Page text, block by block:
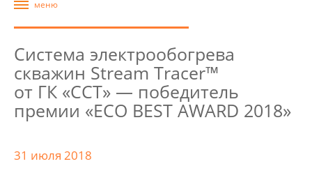
Система электрообогрева
скважин Stream Tracer™
от ГК «ССТ» — победитель
премии «ECO BEST AWARD 2018»
31 июля 2018